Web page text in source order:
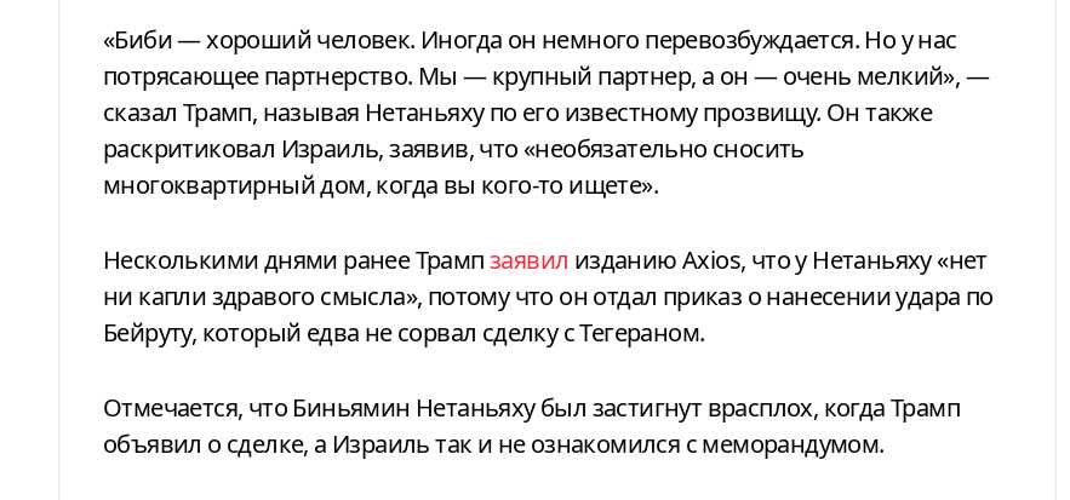
«Биби — хороший человек. Иногда он немного перевозбуждается. Но у нас
потрясающее партнерство. Мы — крупный партнер, а он — очень мелкий», —
сказал Трамп, называя Нетаньяху по его известному прозвищу. Он также
раскритиковал Израиль, заявив, что «необязательно сносить
многоквартирный дом, когда вы кого-то ищете».
Несколькими днями ранее Трампзаявил изданию Axios, что у Нетаньяху «нет
ни капли здравого смысла», потому что он отдал приказ о нанесении удара по
Бейруту, который едва не сорвал сделку с Тегераном.
Отмечается, что Биньямин Нетаньяху был застигнут врасплох, когда Трамп
объявил о сделке, а Израиль так и не ознакомился с меморандумом.